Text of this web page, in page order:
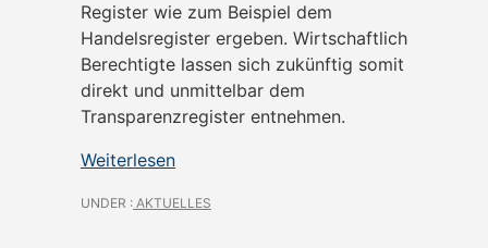
Register wie zum Beispiel dem
Handelsregister ergeben. Wirtschaftlich
Berechtigte lassen sich zukünftig somit
direkt und unmittelbar dem
Transparenzregister entnehmen.
Weiterlesen
UNDER : AKTUELLES